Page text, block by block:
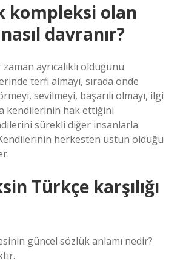
kompleksi olan
davranır?
ayrıcalıklı olduğunu
terfi almayı, sırada önde
sevilmeyi, başarılı olmayı, ilgi
kendilerinin hak ettiğini
sürekli diğer insanlarla
herkesten üstün olduğu
Türkçe karşılığı
güncel sözlük anlamı nedir?